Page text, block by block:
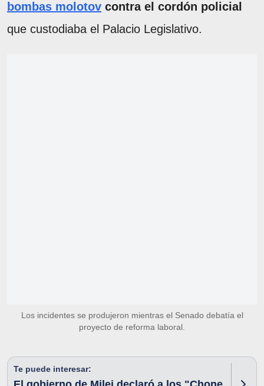
bombas molotov contra el cordón policial
que custodiaba el Palacio Legislativo.
Los incidentes se produjeron mientras el Senado debatía el
proyecto de reforma laboral.
Te puede interesar: